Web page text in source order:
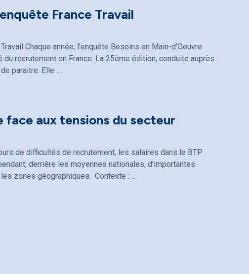
France Travail
Chaque année, l’enquête Besoins en Main-d’Oeuvre
recrutement en France. La 25ème édition, conduite auprès
paraitre. Elle
face aux tensions du secteur
de difficultés de recrutement, les salaires dans le BTP
derrière les moyennes nationales, d’importantes
zones géographiques. Contexte :